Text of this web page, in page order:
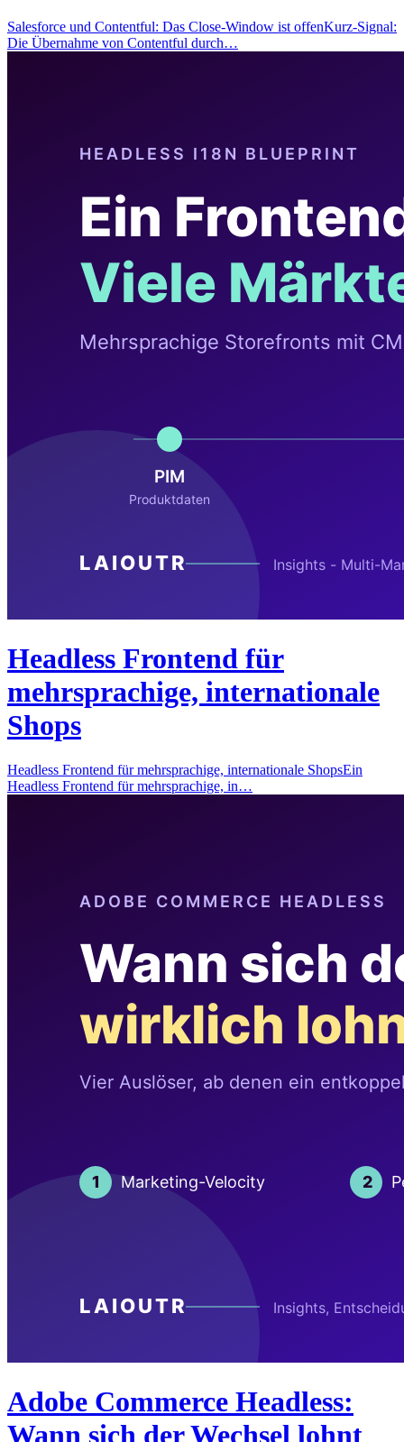
Salesforce und Contentful: Das Close-Window ist offenKurz-Signal:
Die Übernahme von Contentful durch…
Headless Frontend für
mehrsprachige, internationale
Shops
Headless Frontend für mehrsprachige, internationale ShopsEin
Headless Frontend für mehrsprachige, in…
Adobe Commerce Headless:
Wann sich der Wechsel lohnt